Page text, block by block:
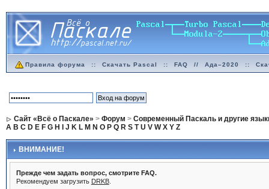
Правила форума :: Скачать Pascal :: FAQ // Ада–2020 ::
Сайт «Всё о Паскале» > Форум > Современный Паскаль и другие
A B C D E F G H J K L M N O P Q R S T U V W X Y Z
ВНИМАНИЕ!
Прежде чем задать вопрос, смотрите FAQ.
Рекомендуем загрузить DRKB.